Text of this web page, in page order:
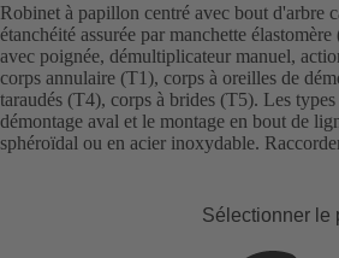
Robinet à papillon centré avec bout d'arbre
étanchéité assurée par manchette
avec poignée, démultiplicateur manuel,
corps annulaire (T1), corps à oreilles de
taraudés (T4), corps à brides (T5). Les
démontage aval et le montage en bout de
sphéroïdal ou en acier inoxydable.
Sélectionner le